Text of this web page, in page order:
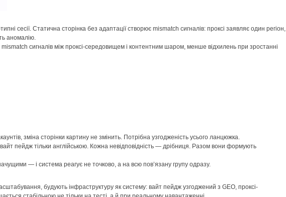
сесії. Статична сторінка без адаптації створює mismatch сигналів: проксі заявляє один регіон,
аномалію.
сигналів між проксі-середовищем і контентним шаром, менше відхилень при зростанні
зміна сторінки картину не змінить. Потрібна узгодженість усього ланцюжка.
пейдж тільки англійською. Кожна невідповідність — дрібниця. Разом вони формують
— і система реагує не точково, а на всю пов’язану групу одразу.
будують інфраструктуру як систему: вайт пейдж узгоджений з GEO, проксі-